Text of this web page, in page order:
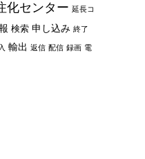
化センター 延長コ
検索 申し込み 終了
輸出 返信 配信 録画 電